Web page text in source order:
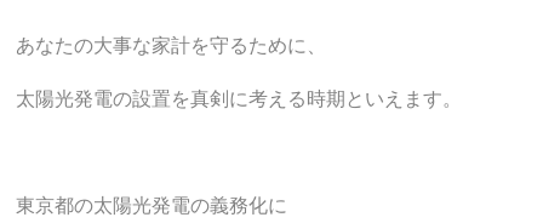
あなたの大事な家計を守るために、
太陽光発電の設置を真剣に考える時期といえます。
東京都の太陽光発電の義務化に